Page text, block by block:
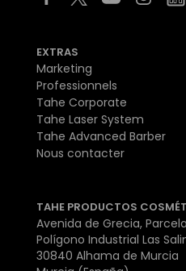
EXTRAS
Marketing
Professionnels
Tahe Corporate
Tahe Laser System
Tahe Advanced Barber
Nous contacter
TAHE PRODUCTOS
Avenida de Grecia, Parcela
Polígono Industrial Las
30840 Alhama de Murcia